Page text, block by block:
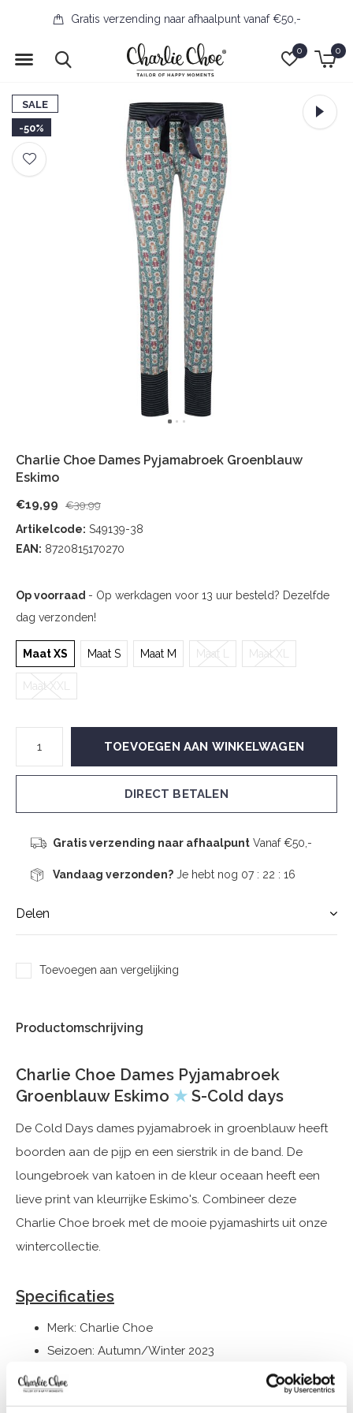
0 0
Gratis verzending naar afhaalpunt vanaf €50,-
SALE
-50%
Charlie Choe Dames Pyjamabroek Groenblauw
Eskimo
€19,99 €39,99
Artikelcode: S49139-38
EAN: 8720815170270
Op voorraad - Op werkdagen voor 13 uur besteld? Dezelfde
dag verzonden!
Maat XS Maat S Maat M Maat L Maat XL
Maat XXL
TOEVOEGEN AAN WINKELWAGEN
DIRECT BETALEN
Gratis verzending naar afhaalpuntVanaf €50,-
Vandaag verzonden?Je hebt nog 07 : 22 : 16
Delen
Toevoegen aan vergelijking
Productomschrijving
Charlie Choe Dames Pyjamabroek
Groenblauw Eskimo ★ S-Cold days
De Cold Days dames pyjamabroek in groenblauw heeft
boorden aan de pijp en een sierstrik in de band. De
loungebroek van katoen in de kleur oceaan heeft een
lieve print van kleurrijke Eskimo's. Combineer deze
Charlie Choe broek met de mooie pyjamashirts uit onze
wintercollectie.
Specificaties
Merk: Charlie Choe
Seizoen: Autumn/Winter 2023
Thema: S-Cold days
Collectie: Dames